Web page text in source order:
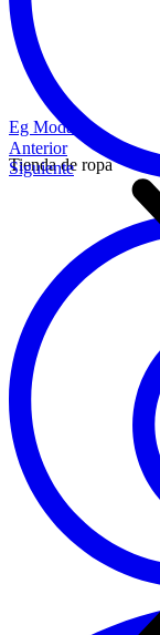
Eg Moda
Tienda de ropa
Anterior
Siguiente